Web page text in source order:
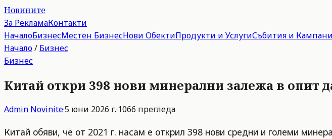
Новините
За РекламаКонтакти
НачалоБизнесМестен БизнесНови ОбектиПродукти и УслугиСъбития и
Начало/ Бизнес
Бизнес
Китай откри 398 нови минерални залежа в опит
Admin Novinite·5 юни 2026 г.·1066 прегледа
Китай обяви, че от 2021 г. насам е открил 398 нови средни и големи